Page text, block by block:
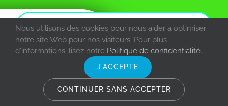
Nous utilisons des cookies pour nous aider à optimiser
notre site Web pour nos visiteurs. Pour plus
d'informations, lisez notre Politique de confidentialité.
J'ACCEPTE
CONTINUER SANS ACCEPTER